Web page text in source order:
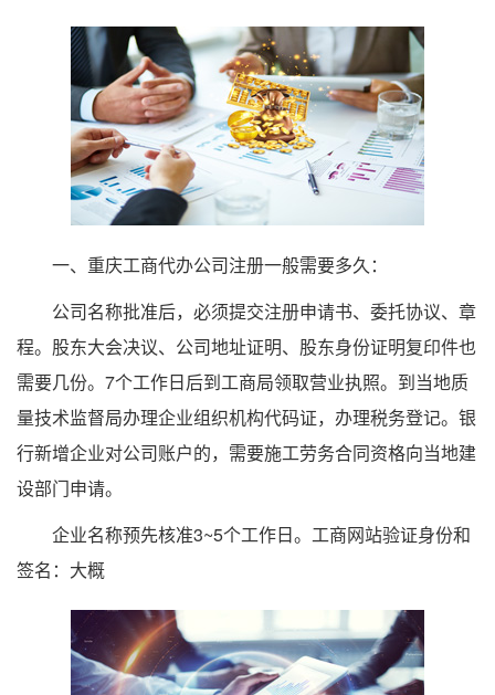
一、重庆工商代办公司注册一般需要多久：
公司名称批准后，必须提交注册申请书、委托协议、章
程。股东大会决议、公司地址证明、股东身份证明复印件也
需要几份。7个工作日后到工商局领取营业执照。到当地质
量技术监督局办理企业组织机构代码证，办理税务登记。银
行新增企业对公司账户的，需要施工劳务合同资格向当地建
设部门申请。
企业名称预先核准3~5个工作日。工商网站验证身份和
签名：大概